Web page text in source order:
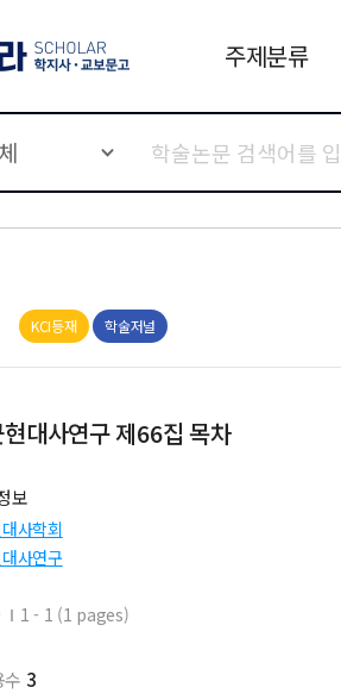
주제분류
KCI등재 학술저널
대사연구 제66집 목차
보
사학회
사연구
1 - 1 (1 pages)
수 3